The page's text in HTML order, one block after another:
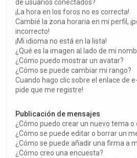
de usuarios conectados?
¡La hora en los foros no es correcta!
Cambié la zona horaria en mi perfil,
incorrecto!
¡Mi idioma no está en la lista!
¿Qué es la imagen al lado de mi
¿Cómo puedo mostrar un avatar?
¿Cómo se puede cambiar mi rango?
Cuando hago clic sobre el enlace de
pide que me registre!
Publicación de mensajes
¿Cómo puedo crear un nuevo tema
¿Cómo se puede editar o borrar un
¿Cómo se puede añadir una firma a
¿Cómo creo una encuesta?